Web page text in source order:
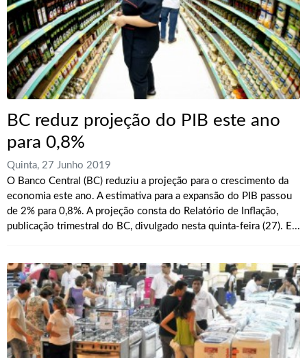
BC reduz projeção do PIB este ano
para 0,8%
Quinta, 27 Junho 2019
O Banco Central (BC) reduziu a projeção para o crescimento da
economia este ano. A estimativa para a expansão do PIB passou
de 2% para 0,8%. A projeção consta do Relatório de Inflação,
publicação trimestral do BC, divulgado nesta quinta-feira (27). E...